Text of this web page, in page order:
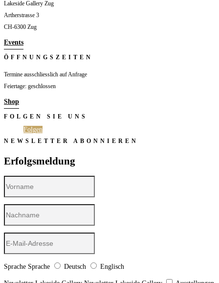
Lakeside Gallery Zug
Artherstrasse 3
CH-6300 Zug
Events
ÖFFNUNGSZEITEN
Termine ausschliesslich auf Anfrage
Feiertage: geschlossen
Shop
FOLGEN SIE UNS
Folgen
NEWSLETTER ABONNIEREN
Erfolgsmeldung
Sprache Sprache Deutsch Englisch